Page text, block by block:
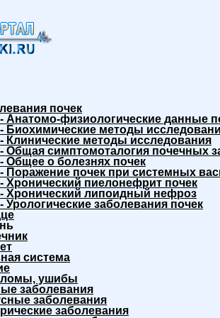
почек
- Анатомо-физиологические данные
- Биохимические методы
- Клинические методы исследования
- Общая симптомоталогия почечных
- Общее о болезнях почек
- Поражение почек при системных
- Хронический пиелонефрит почек
- Хронический липоидный нефроз
- Урологические заболевания почек
система
ушибы
заболевания
заболевания
заболевания